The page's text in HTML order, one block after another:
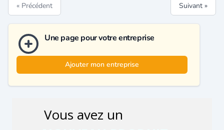
« Précédent Suivant »
Une page pour votre entreprise
Ajouter mon entreprise